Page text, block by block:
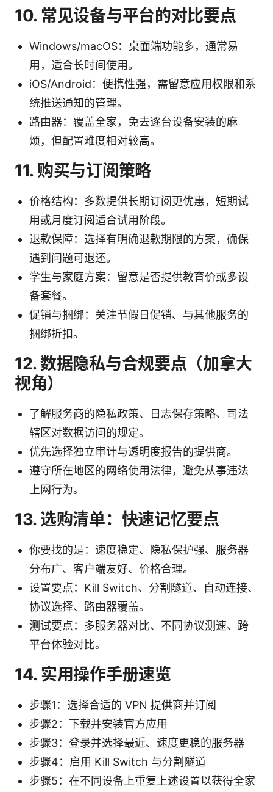
10. 常见设备与平台的对比要点
Windows/macOS：桌面端功能多，通常易
用，适合长时间使用。
iOS/Android：便携性强，需留意应用权限和系
统推送通知的管理。
路由器：覆盖全家，免去逐台设备安装的麻
烦，但配置难度相对较高。
11. 购买与订阅策略
价格结构：多数提供长期订阅更优惠，短期试
用或月度订阅适合试用阶段。
退款保障：选择有明确退款期限的方案，确保
遇到问题可退还。
学生与家庭方案：留意是否提供教育价或多设
备套餐。
促销与捆绑：关注节假日促销、与其他服务的
捆绑折扣。
12. 数据隐私与合规要点（加拿大
视角）
了解服务商的隐私政策、日志保存策略、司法
辖区对数据访问的规定。
优先选择独立审计与透明度报告的提供商。
遵守所在地区的网络使用法律，避免从事违法
上网行为。
13. 选购清单：快速记忆要点
你要找的是：速度稳定、隐私保护强、服务器
分布广、客户端友好、价格合理。
设置要点：Kill Switch、分割隧道、自动连接、
协议选择、路由器覆盖。
测试要点：多服务器对比、不同协议测速、跨
平台体验对比。
14. 实用操作手册速览
步骤1：选择合适的 VPN 提供商并订阅
步骤2：下载并安装官方应用
步骤3：登录并选择最近、速度更稳的服务器
步骤4：启用 Kill Switch 与分割隧道
步骤5：在不同设备上重复上述设置以获得全家